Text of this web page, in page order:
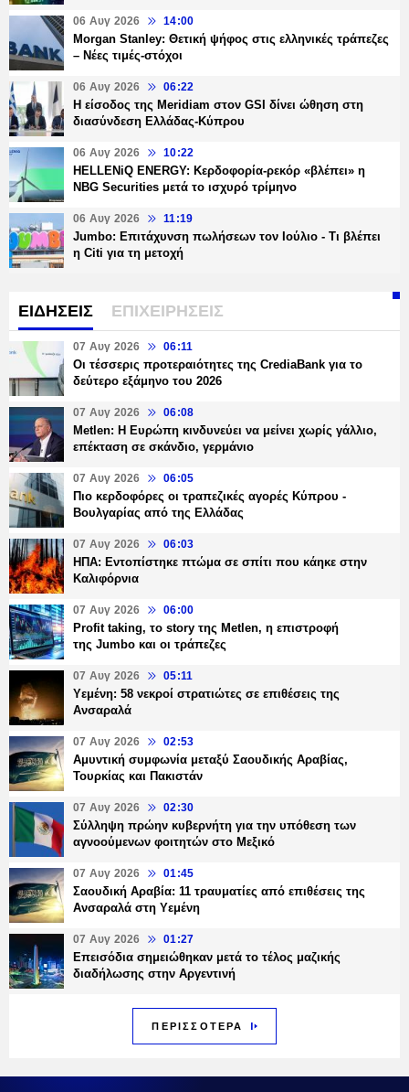
06 Αυγ 2026 14:00
Morgan Stanley: Θετική ψήφος στις ελληνικές τράπεζες
– Νέες τιμές-στόχοι
06 Αυγ 2026 06:22
Η είσοδος της Meridiam στον GSI δίνει ώθηση στη
διασύνδεση Ελλάδας-Κύπρου
06 Αυγ 2026 10:22
HELLENiQ ENERGY: Κερδοφορία-ρεκόρ «βλέπει» η
NBG Securities μετά το ισχυρό τρίμηνο
06 Αυγ 2026 11:19
Jumbo: Επιτάχυνση πωλήσεων τον Ιούλιο - Τι βλέπει
η Citi για τη μετοχή
ΕΙΔΗΣΕΙΣ ΕΠΙΧΕΙΡΗΣΕΙΣ
07 Αυγ 2026 06:11
Οι τέσσερις προτεραιότητες της CrediaBank για το
δεύτερο εξάμηνο του 2026
07 Αυγ 2026 06:08
Metlen: Η Ευρώπη κινδυνεύει να μείνει χωρίς γάλλιο,
επέκταση σε σκάνδιο, γερμάνιο
07 Αυγ 2026 06:05
Πιο κερδοφόρες οι τραπεζικές αγορές Κύπρου -
Βουλγαρίας από της Ελλάδας
07 Αυγ 2026 06:03
ΗΠΑ: Εντοπίστηκε πτώμα σε σπίτι που κάηκε στην
Καλιφόρνια
07 Αυγ 2026 06:00
Profit taking, το story της Metlen, η επιστροφή
της Jumbo και οι τράπεζες
07 Αυγ 2026 05:11
Υεμένη: 58 νεκροί στρατιώτες σε επιθέσεις της
Ανσαραλά
07 Αυγ 2026 02:53
Αμυντική συμφωνία μεταξύ Σαουδικής Αραβίας,
Τουρκίας και Πακιστάν
07 Αυγ 2026 02:30
Σύλληψη πρώην κυβερνήτη για την υπόθεση των
αγνοούμενων φοιτητών στο Μεξικό
07 Αυγ 2026 01:45
Σαουδική Αραβία: 11 τραυματίες από επιθέσεις της
Ανσαραλά στη Υεμένη
07 Αυγ 2026 01:27
Επεισόδια σημειώθηκαν μετά το τέλος μαζικής
διαδήλωσης στην Αργεντινή
ΠΕΡΙΣΣΟΤΕΡΑ